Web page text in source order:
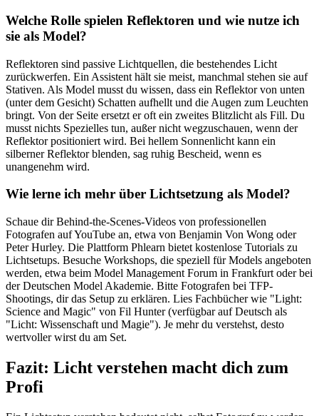
Welche Rolle spielen Reflektoren und wie nutze ich
sie als Model?
Reflektoren sind passive Lichtquellen, die bestehendes Licht
zurückwerfen. Ein Assistent hält sie meist, manchmal stehen sie auf
Stativen. Als Model musst du wissen, dass ein Reflektor von unten
(unter dem Gesicht) Schatten aufhellt und die Augen zum Leuchten
bringt. Von der Seite ersetzt er oft ein zweites Blitzlicht als Fill. Du
musst nichts Spezielles tun, außer nicht wegzuschauen, wenn der
Reflektor positioniert wird. Bei hellem Sonnenlicht kann ein
silberner Reflektor blenden, sag ruhig Bescheid, wenn es
unangenehm wird.
Wie lerne ich mehr über Lichtsetzung als Model?
Schaue dir Behind-the-Scenes-Videos von professionellen
Fotografen auf YouTube an, etwa von Benjamin Von Wong oder
Peter Hurley. Die Plattform Phlearn bietet kostenlose Tutorials zu
Lichtsetups. Besuche Workshops, die speziell für Models angeboten
werden, etwa beim Model Management Forum in Frankfurt oder bei
der Deutschen Model Akademie. Bitte Fotografen bei TFP-
Shootings, dir das Setup zu erklären. Lies Fachbücher wie "Light:
Science and Magic" von Fil Hunter (verfügbar auf Deutsch als
"Licht: Wissenschaft und Magie"). Je mehr du verstehst, desto
wertvoller wirst du am Set.
Fazit: Licht verstehen macht dich zum
Profi